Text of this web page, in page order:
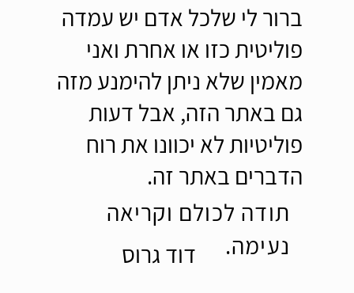
ברור לי שלכל אדם יש עמדה
פוליטית כזו או אחרת ואני
מאמין שלא ניתן להימנע מזה
גם באתר הזה, אבל דעות
פוליטיות לא יכוונו את רוח
הדברים באתר זה.
תודה לכולם וקריאה
נעימה.
דוד גרוס